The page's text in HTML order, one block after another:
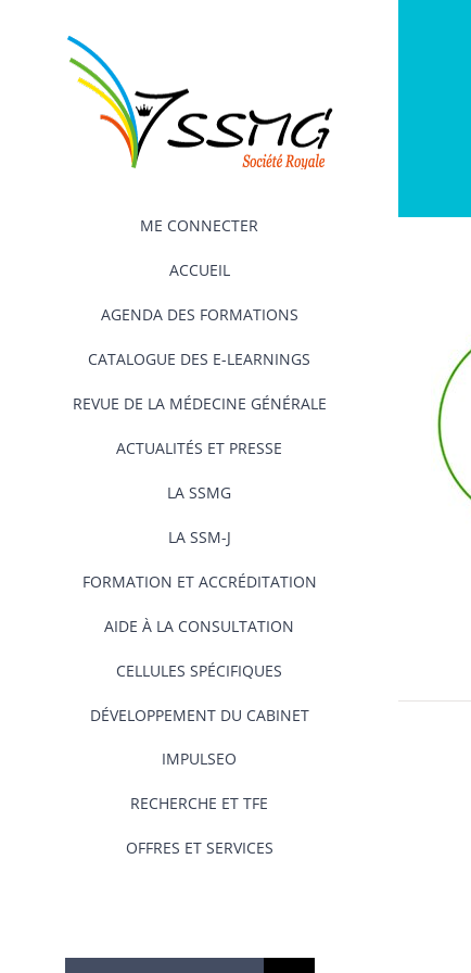
ME CONNECTER
ACCUEIL
AGENDA DES FORMATIONS
CATALOGUE DES E-LEARNINGS
REVUE DE LA MÉDECINE GÉNÉRALE
ACTUALITÉS ET PRESSE
LA SSMG
LA SSM-J
FORMATION ET ACCRÉDITATION
AIDE À LA CONSULTATION
CELLULES SPÉCIFIQUES
DÉVELOPPEMENT DU CABINET
IMPULSEO
RECHERCHE ET TFE
OFFRES ET SERVICES